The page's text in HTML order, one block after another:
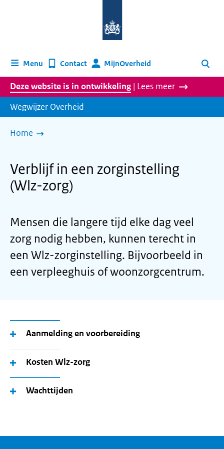
homepage
Menu Contact MijnOverheid Zoeken
Deze website is in ontwikkeling | Lees meer
Wegwijzer Overheid
Home
Verblijf in een zorginstelling
(Wlz-zorg)
Mensen die langere tijd elke dag veel
zorg nodig hebben, kunnen terecht in
een Wlz-zorginstelling. Bijvoorbeeld in
een verpleeghuis of woonzorgcentrum.
Aanmelding en voorbereiding
Kosten Wlz-zorg
Wachttijden